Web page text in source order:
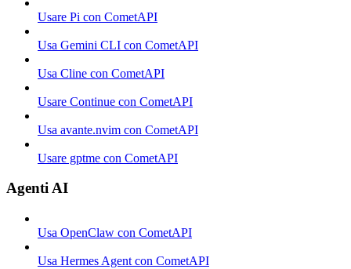
Usare Pi con CometAPI
Usa Gemini CLI con CometAPI
Usa Cline con CometAPI
Usare Continue con CometAPI
Usa avante.nvim con CometAPI
Usare gptme con CometAPI
Agenti AI
Usa OpenClaw con CometAPI
Usa Hermes Agent con CometAPI